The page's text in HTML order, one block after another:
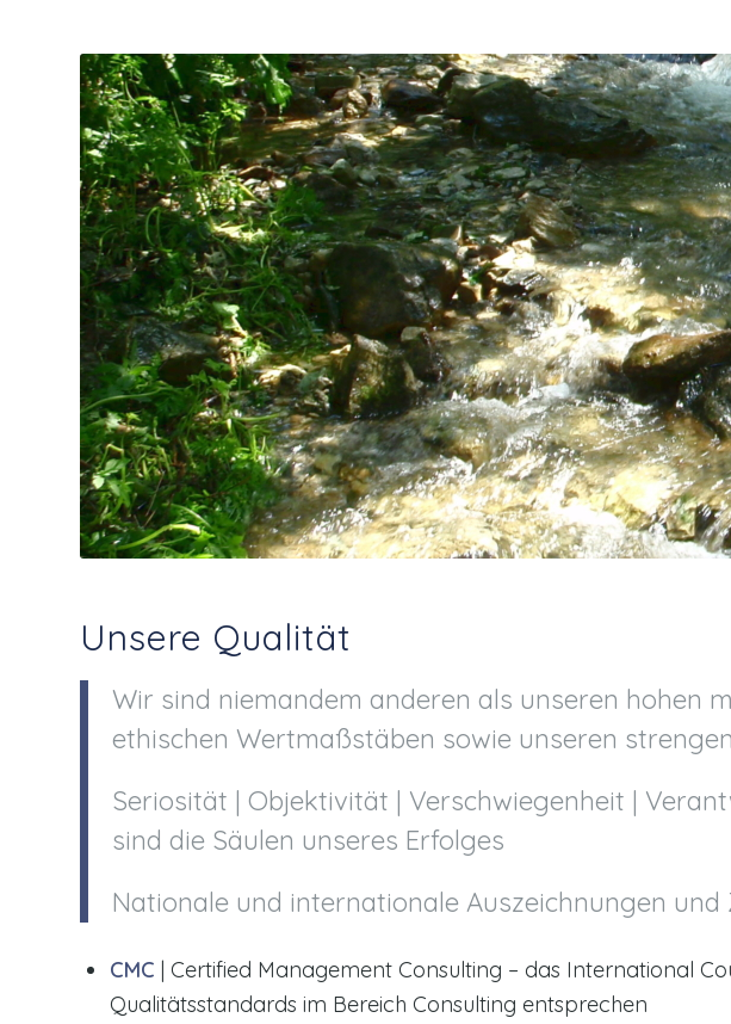
Unsere Qualität
Wir sind niemandem anderen als unseren hohen
ethischen Wertmaßstäben sowie unseren
Seriosität | Objektivität | Verschwiegenheit |
sind die Säulen unseres Erfolges
Nationale und internationale Auszeichnungen
CMC | Certified Management Consulting – das International
Qualitätsstandards im Bereich Consulting entsprechen